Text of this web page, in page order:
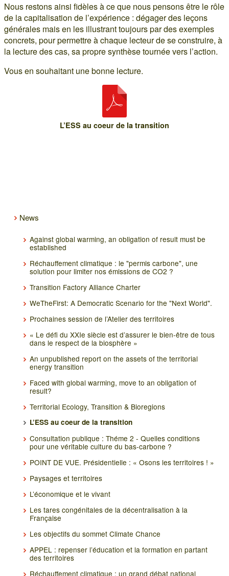
Nous restons ainsi fidèles à ce que nous pensons être le rôle
de la capitalisation de l’expérience : dégager des leçons
générales mais en les illustrant toujours par des exemples
concrets, pour permettre à chaque lecteur de se construire, à
la lecture des cas, sa propre synthèse tournée vers l’action.
Vous en souhaitant une bonne lecture.
L’ESS au coeur de la transition
News
Against global warming, an obligation of result must be
established
Réchauffement climatique : le "permis carbone", une
solution pour limiter nos émissions de CO2 ?
Transition Factory Alliance Charter
WeTheFirst: A Democratic Scenario for the "Next World".
Prochaines session de l’Atelier des territoires
« Le défi du XXIe siècle est d’assurer le bien-être de tous
dans le respect de la biosphère »
An unpublished report on the assets of the territorial
energy transition
Faced with global warming, move to an obligation of
result?
Territorial Ecology, Transition & Bioregions
L’ESS au coeur de la transition
Consultation publique : Théme 2 - Quelles conditions
pour une véritable culture du bas-carbone ?
POINT DE VUE. Présidentielle : « Osons les territoires ! »
Paysages et territoires
L’économique et le vivant
Les tares congénitales de la décentralisation à la
Française
Les objectifs du sommet Climate Chance
APPEL : repenser l’éducation et la formation en partant
des territoires
Réchauffement climatique : un grand débat national